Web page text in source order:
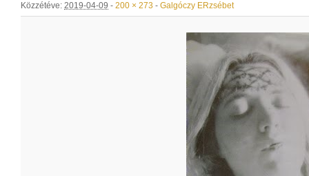
Közzétéve: 2019-04-09 - 200 × 273 - Galgóczy ERzsébet